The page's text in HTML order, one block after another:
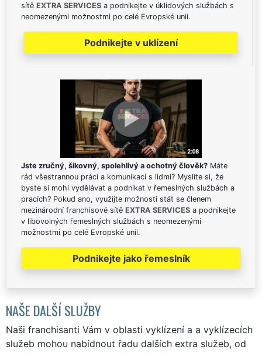
sítě EXTRA SERVICES a podnikejte v úklidových službách s
neomezenými možnostmi po celé Evropské unii.
Podnikejte v uklízení
Jste zručný, šikovný, spolehlivý a ochotný člověk? Máte
rád všestrannou práci a komunikaci s lidmi? Myslíte si, že
byste si mohl vydělávat a podnikat v řemeslných službách a
pracích? Pokud ano, využijte možnosti stát se členem
mezinárodní franchisové sítě EXTRA SERVICES a podnikejte
v libovolných řemeslných službách s neomezenými
možnostmi po celé Evropské unii.
Podnikejte jako řemeslník
NAŠE DALŠÍ SLUŽBY
Naši franchisanti Vám v oblasti vyklízení a a vyklízecích
služeb mohou nabídnout řadu dalších extra služeb, od